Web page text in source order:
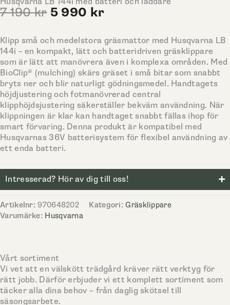
7 190kr Det
priset
var:
7
190 kr.
5 990 krDet
priset
är:
5
990 kr.
Klipp små och medelstora gräsmattor med Husqvarna LB
144i – en kompakt, lätt och batteridriven gräsklippare
som är lätt att manövrera även i komplexa områden. Med
BioClip® (mulching) skärs gräset i små bitar som snabbt
bryts ner och blir naturligt gödningsmedel. Handtagets
höjdjustering och fotmanövrerad central
klipphöjdsjustering säkerställer bekväm användning. När
klippningen är klar kan handtaget snabbt fällas ihop för
smart förvaring. Denna produkt är kompatibel med
Husqvarnas 36V batterisystem för flexibel användning av
ett enda batteri.
Intresserad? Hör av dig till oss!
Artikelnr:970648202 Kategori:Gräsklippare
Varumärke: Husqvarna
Vårt sortiment
Vi vet att en välskött trädgård kräver rätt verktyg för
rätt jobb. Därför erbjuder vi ett komplett sortiment som
täcker alla dina behov – från daglig skötsel till
säsongsarbete.